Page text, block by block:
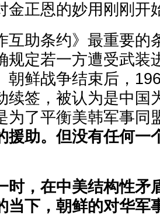
金正恩的妙用刚刚开
互助条约》最重要的
规定若一方遭受武装
朝鲜战争结束后，
续签，被认为是中国
为了平衡美韩军事同
援助。但没有任何一
时，在中美结构性矛
当下，朝鲜的对华军